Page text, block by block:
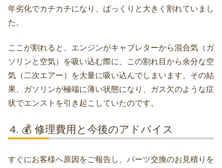
年劣化でカチカチになり、ぱっくりと大きく割れていまし
た。
ここが割れると、エンジンがキャブレターから混合気（ガ
ソリンと空気）を吸い込む際に、この割れ目から余分な空
気（二次エアー）を大量に吸い込んでしまいます。その結
果、ガソリンが極端に薄い状態になり、ガス欠のような症
状でエンストを引き起こしていたのです。
💰 修理費用と今後のアドバイス
すぐにお客様へ原因をご報告し、パーツ交換のお見積りを